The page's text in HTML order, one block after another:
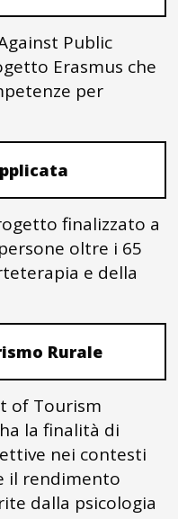
Public
Erasmus che
per
finalizzato a
oltre i 65
e della
Rurale
of Tourism
la finalità di
nei contesti
il rendimento
dalla psicologia